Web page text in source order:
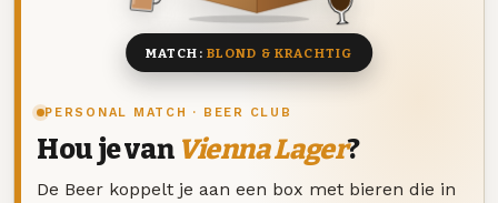
PERSONAL MATCH · BEER CLUB
Hou je van Vienna Lager?
De Beer koppelt je aan een box met bieren die in
MATCH: BLOND & KRACHTIG